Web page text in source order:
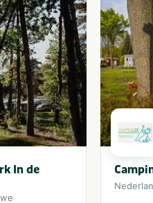
In de